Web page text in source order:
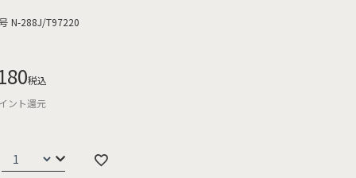
N-288J/T97220
税込
ント還元